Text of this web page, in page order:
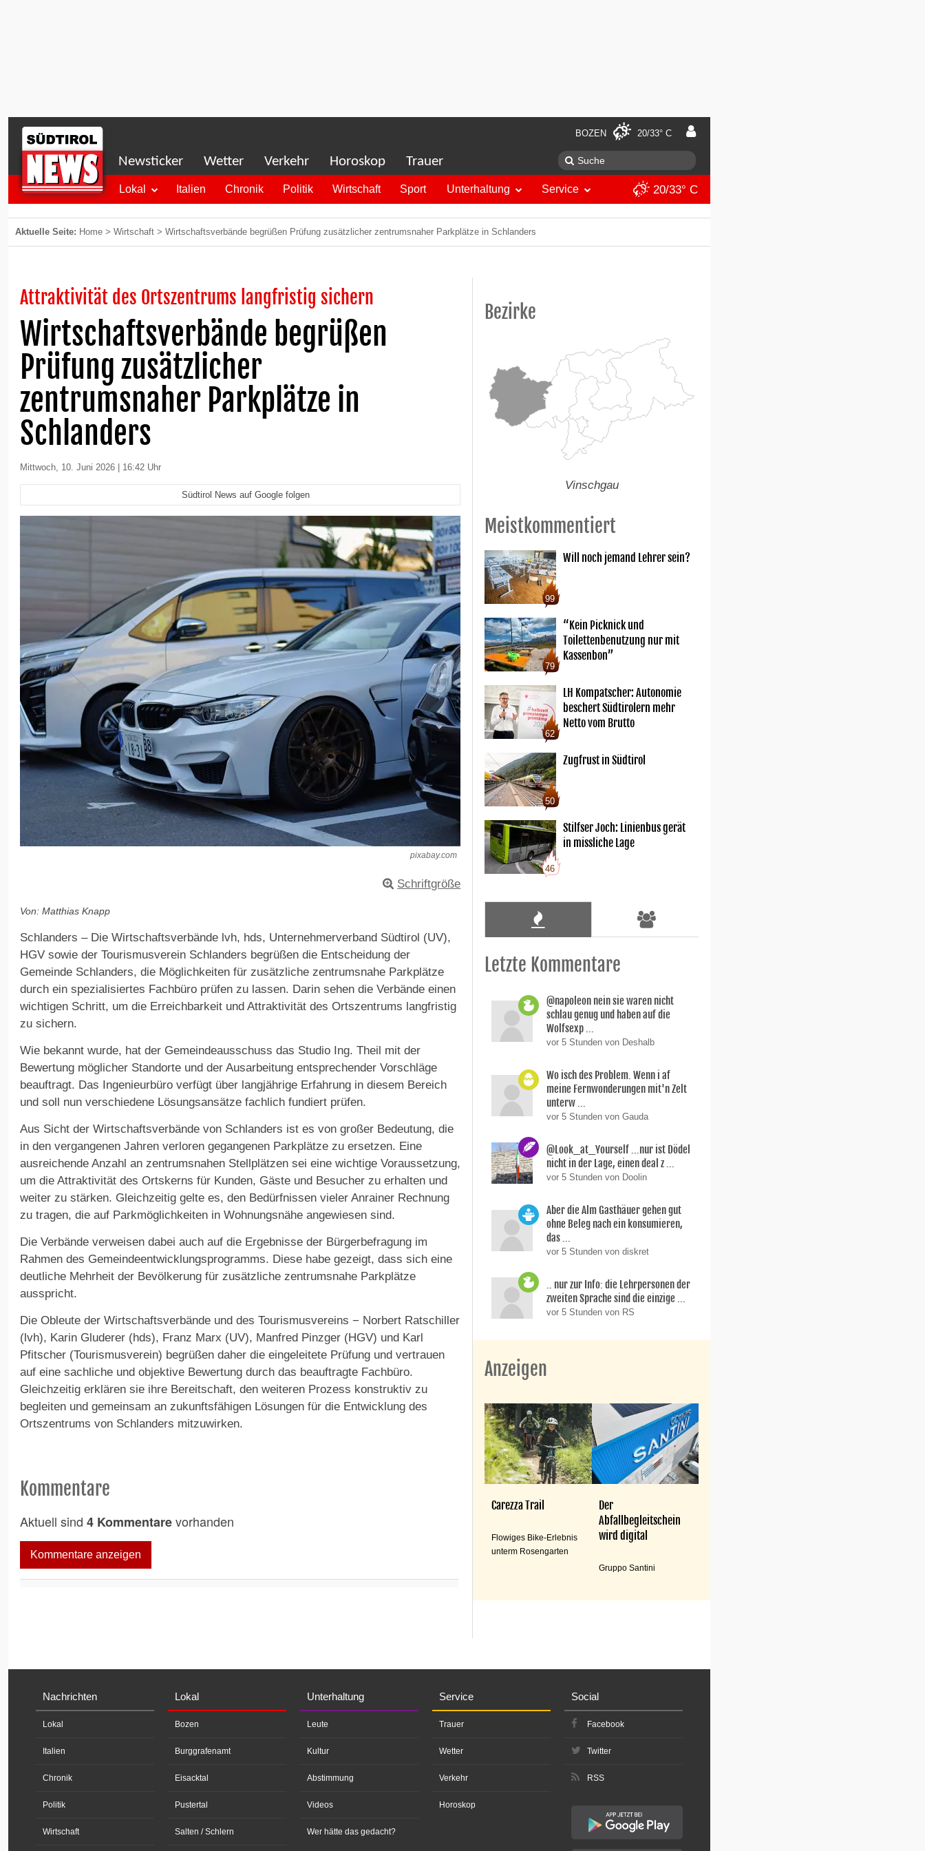
BOZEN 20/33° C
Newsticker Wetter Verkehr Horoskop Trauer
Lokal Italien Chronik Politik Wirtschaft Sport Unterhaltung Service 20/33° C
Aktuelle Seite: Home > Wirtschaft > Wirtschaftsverbände begrüßen Prüfung zusätzlicher zentrumsnaher Parkplätze in Schlanders
Attraktivität des Ortszentrums langfristig sichern
Wirtschaftsverbände begrüßen
Prüfung zusätzlicher
zentrumsnaher Parkplätze in
Schlanders
Mittwoch, 10. Juni 2026 | 16:42 Uhr
Südtirol News auf Google folgen
pixabay.com
Schriftgröße
Von: Matthias Knapp
Schlanders – Die Wirtschaftsverbände lvh, hds, Unternehmerverband Südtirol (UV),
HGV sowie der Tourismusverein Schlanders begrüßen die Entscheidung der
Gemeinde Schlanders, die Möglichkeiten für zusätzliche zentrumsnahe Parkplätze
durch ein spezialisiertes Fachbüro prüfen zu lassen. Darin sehen die Verbände einen
wichtigen Schritt, um die Erreichbarkeit und Attraktivität des Ortszentrums langfristig
zu sichern.
Wie bekannt wurde, hat der Gemeindeausschuss das Studio Ing. Theil mit der
Bewertung möglicher Standorte und der Ausarbeitung entsprechender Vorschläge
beauftragt. Das Ingenieurbüro verfügt über langjährige Erfahrung in diesem Bereich
und soll nun verschiedene Lösungsansätze fachlich fundiert prüfen.
Aus Sicht der Wirtschaftsverbände von Schlanders ist es von großer Bedeutung, die
in den vergangenen Jahren verloren gegangenen Parkplätze zu ersetzen. Eine
ausreichende Anzahl an zentrumsnahen Stellplätzen sei eine wichtige Voraussetzung,
um die Attraktivität des Ortskerns für Kunden, Gäste und Besucher zu erhalten und
weiter zu stärken. Gleichzeitig gelte es, den Bedürfnissen vieler Anrainer Rechnung
zu tragen, die auf Parkmöglichkeiten in Wohnungsnähe angewiesen sind.
Die Verbände verweisen dabei auch auf die Ergebnisse der Bürgerbefragung im
Rahmen des Gemeindeentwicklungsprogramms. Diese habe gezeigt, dass sich eine
deutliche Mehrheit der Bevölkerung für zusätzliche zentrumsnahe Parkplätze
ausspricht.
Die Obleute der Wirtschaftsverbände und des Tourismusvereins − Norbert Ratschiller
(lvh), Karin Gluderer (hds), Franz Marx (UV), Manfred Pinzger (HGV) und Karl
Pfitscher (Tourismusverein) begrüßen daher die eingeleitete Prüfung und vertrauen
auf eine sachliche und objektive Bewertung durch das beauftragte Fachbüro.
Gleichzeitig erklären sie ihre Bereitschaft, den weiteren Prozess konstruktiv zu
begleiten und gemeinsam an zukunftsfähigen Lösungen für die Entwicklung des
Ortszentrums von Schlanders mitzuwirken.
Kommentare
Aktuell sind 4 Kommentarevorhanden
Kommentare anzeigen
Bezirke
Vinschgau
Meistkommentiert
99
Will noch jemand Lehrer sein?
79
“Kein Picknick und
Toilettenbenutzung nur mit
Kassenbon”
62
LH Kompatscher: Autonomie
beschert Südtirolern mehr
Netto vom Brutto
50
Zugfrust in Südtirol
46
Stilfser Joch: Linienbus gerät
in missliche Lage
Letzte Kommentare
@napoleon nein sie waren nicht
schlau genug und haben auf die
Wolfsexp ...
vor 5 Stunden von Deshalb
Wo isch des Problem. Wenn i af
meine Fernwonderungen mit'n Zelt
unterw ...
vor 5 Stunden von Gauda
@Look_at_Yourself ...nur ist Dödel
nicht in der Lage, einen deal z ...
vor 5 Stunden von Doolin
Aber die Alm Gasthäuer gehen gut
ohne Beleg nach ein konsumieren,
das ...
vor 5 Stunden von diskret
.. nur zur Info: die Lehrpersonen der
zweiten Sprache sind die einzige ...
vor 5 Stunden von RS
Anzeigen
Carezza Trail
Flowiges Bike-Erlebnis
unterm Rosengarten
Der
Abfallbegleitschein
wird digital
Gruppo Santini
Nachrichten
Lokal
Italien
Chronik
Politik
Wirtschaft
Lokal
Bozen
Burggrafenamt
Eisacktal
Pustertal
Salten / Schlern
Unterhaltung
Leute
Kultur
Abstimmung
Videos
Wer hätte das gedacht?
Service
Trauer
Wetter
Verkehr
Horoskop
Social
Facebook
Twitter
RSS